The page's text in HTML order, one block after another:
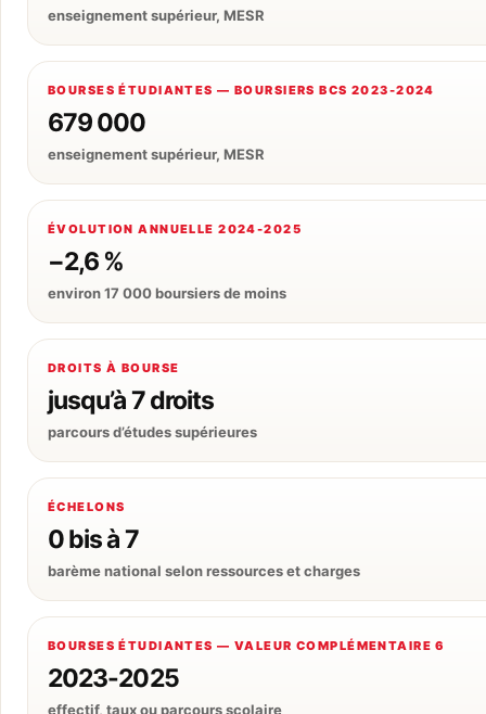
enseignement supérieur, MESR
BOURSES ÉTUDIANTES — BOURSIERS BCS 2023-2024
679 000
enseignement supérieur, MESR
ÉVOLUTION ANNUELLE 2024-2025
−2,6 %
environ 17 000 boursiers de moins
DROITS À BOURSE
jusqu’à 7 droits
parcours d’études supérieures
ÉCHELONS
0 bis à 7
barème national selon ressources et charges
BOURSES ÉTUDIANTES — VALEUR COMPLÉMENTAIRE 6
2023-2025
effectif, taux ou parcours scolaire